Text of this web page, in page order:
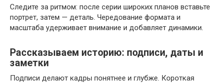
Следите за ритмом: после серии широких планов вставьте
портрет, затем — деталь. Чередование формата и
масштаба удерживает внимание и добавляет динамики.
Рассказываем историю: подписи, даты и
заметки
Подписи делают кадры понятнее и глубже. Короткая